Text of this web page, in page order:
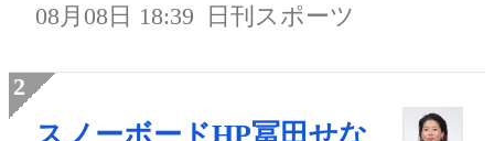
08月08日 18:39 日刊スポーツ
スノーボードHP冨田せな